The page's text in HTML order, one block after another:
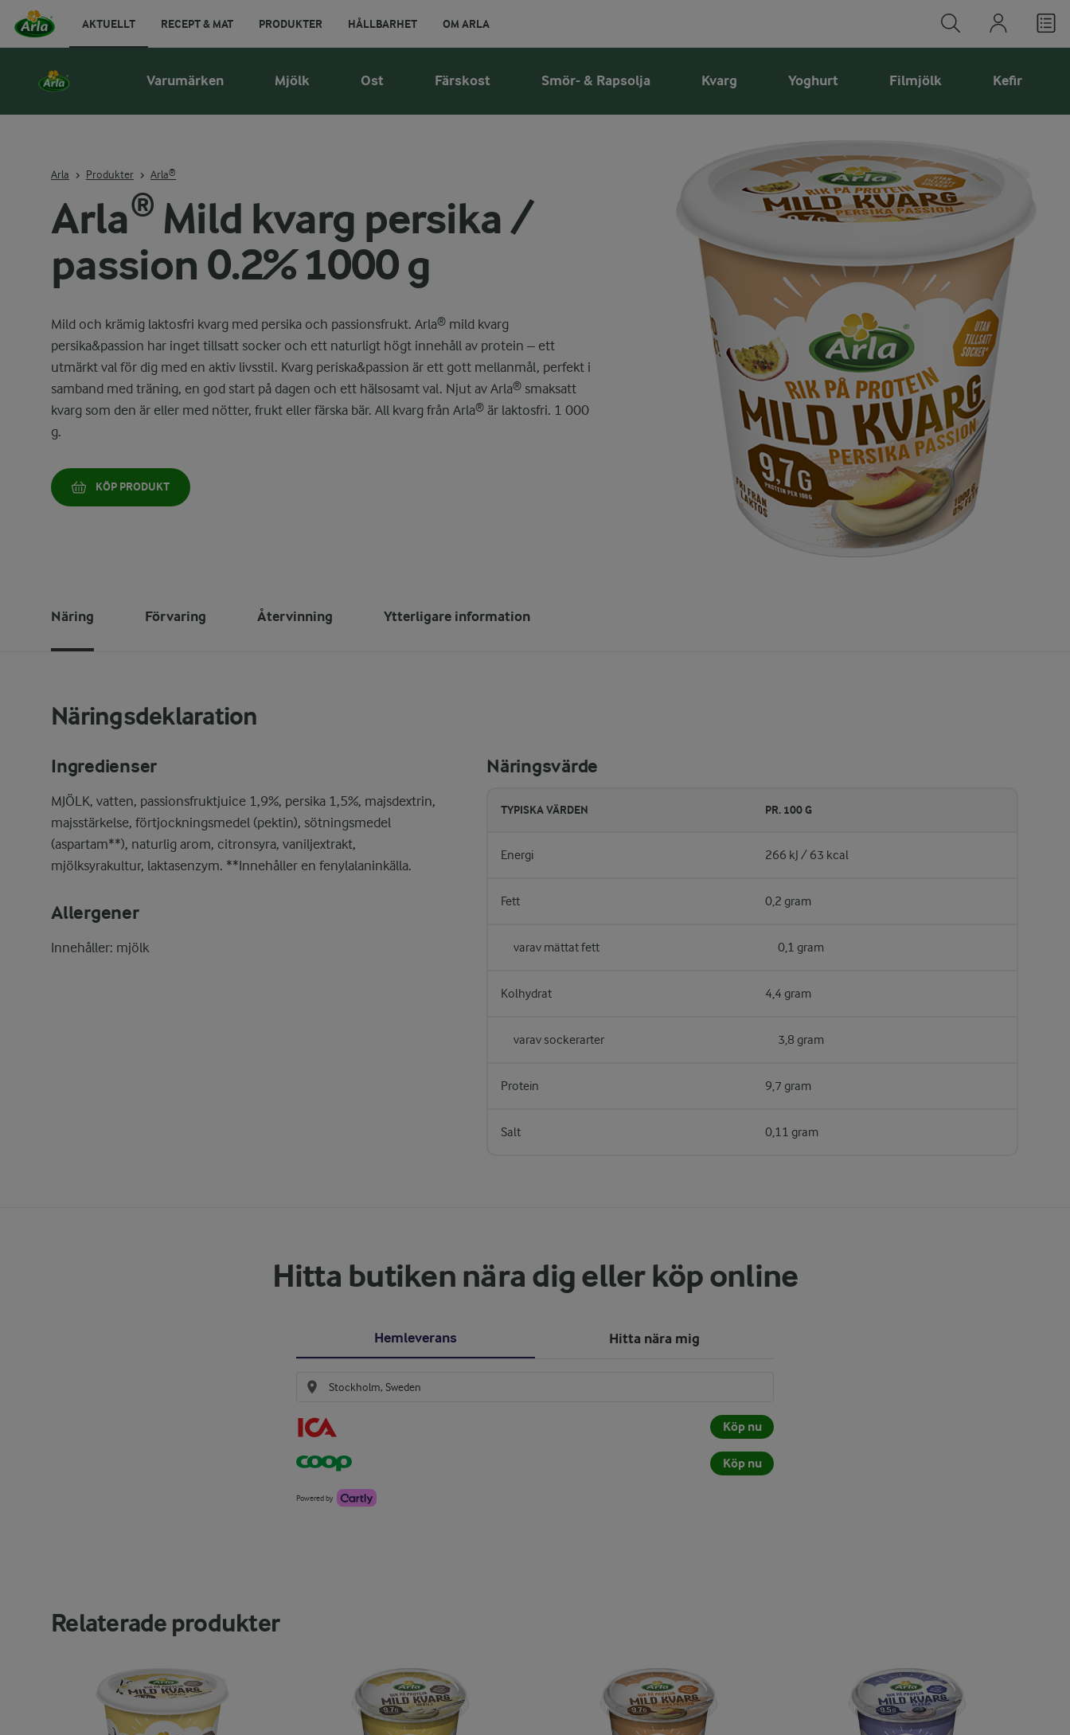
AKTUELLT RECEPT & MAT PRODUKTER HÅLLBARHET OM ARLA
Varumärken Mjölk Ost Färskost Smör- & Rapsolja Kvarg Yoghurt Filmjölk Kefir
Arla Produkter Arla®
Arla® Mild kvarg persika /
passion 0.2% 1000 g
KÖP PRODUKT
Mild och krämig laktosfri kvarg med persika och passionsfrukt. Arla® mild kvarg
persika&passion har inget tillsatt socker och ett naturligt högt innehåll av protein – ett
utmärkt val för dig med en aktiv livsstil. Kvarg periska&passion är ett gott mellanmål, perfekt i
samband med träning, en god start på dagen och ett hälsosamt val. Njut av Arla® smaksatt
kvarg som den är eller med nötter, frukt eller färska bär. All kvarg från Arla® är laktosfri. 1 000
g.
Näring Förvaring Återvinning Ytterligare information
Näringsdeklaration
Ingredienser
MJÖLK, vatten, passionsfruktjuice 1,9%, persika 1,5%, majsdextrin,
majsstärkelse, förtjockningsmedel (pektin), sötningsmedel
(aspartam**), naturlig arom, citronsyra, vaniljextrakt,
mjölksyrakultur, laktasenzym. **Innehåller en fenylalaninkälla.
Allergener
Innehåller: mjölk
Näringsvärde
TYPISKA VÄRDEN PR. 100 G
Energi 266 kJ / 63 kcal
Fett 0,2 gram
varav mättat fett 0,1 gram
Kolhydrat 4,4 gram
varav sockerarter 3,8 gram
Protein 9,7 gram
Salt 0,11 gram
Hitta butiken nära dig eller köp online
Hemleverans Hitta nära mig
Köp nu
Köp nu
Powered by
Relaterade produkter